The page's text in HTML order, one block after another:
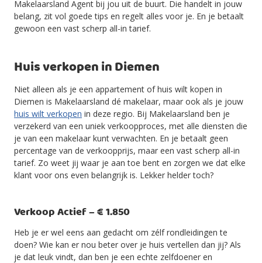
Makelaarsland Agent bij jou uit de buurt. Die handelt in jouw
belang, zit vol goede tips en regelt alles voor je. En je betaalt
gewoon een vast scherp all-in tarief.
Huis verkopen in Diemen
Niet alleen als je een appartement of huis wilt kopen in
Diemen is Makelaarsland dé makelaar, maar ook als je jouw
huis wilt verkopen in deze regio. Bij Makelaarsland ben je
verzekerd van een uniek verkoopproces, met alle diensten die
je van een makelaar kunt verwachten. En je betaalt geen
percentage van de verkoopprijs, maar een vast scherp all-in
tarief. Zo weet jij waar je aan toe bent en zorgen we dat elke
klant voor ons even belangrijk is. Lekker helder toch?
Verkoop Actief – € 1.850
Heb je er wel eens aan gedacht om zélf rondleidingen te
doen? Wie kan er nou beter over je huis vertellen dan jij? Als
je dat leuk vindt, dan ben je een echte zelfdoener en